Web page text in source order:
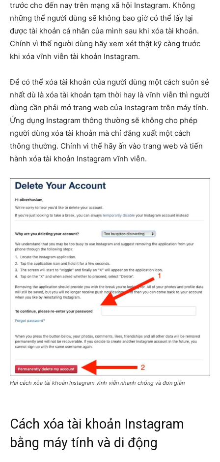
trước cho đến nay trên mạng xã hội Instagram. Không
những thế người dùng sẽ không bao giờ có thể lấy lại
được tài khoản cá nhân của mình sau khi xóa tài khoản.
Chính vì thế người dùng hãy xem xét thật kỹ càng trước
khi xóa vĩnh viễn tài khoản Instagram.
Để có thể xóa tài khoản của người dùng một cách suôn sẻ
nhất dù là xóa tài khoản tạm thời hay là vĩnh viễn thì người
dùng cần phải mở trang web của Instagram trên máy tính.
Ứng dụng Instagram thông thường sẽ không cho phép
người dùng xóa tài khoản mà chỉ đăng xuất một cách
thông thường. Chính vì thế hãy ấn vào trang web và tiến
hành xóa tài khoản Instagram vĩnh viễn.
Hai cách xóa tài khoản Instagram vĩnh viễn nhanh chóng và đơn giản
Cách xóa tài khoản Instagram
bằng máy tính và di động